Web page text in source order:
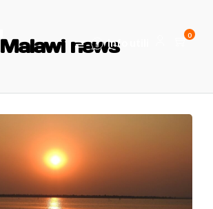
Info utili
0
Malawi news